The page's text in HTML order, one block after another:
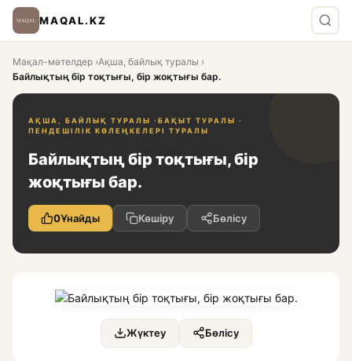
MAQAL.KZ
Мақал-мәтелдер ›Ақша, байлық туралы ›
Байлықтың бір тоқтығы, бір жоқтығы бар.
АҚША, БАЙЛЫҚ ТУРАЛЫ · БАҚЫТ ТУРАЛЫ ·
ПЕНДЕШІЛІК КӨЛЕҢКЕЛЕРІ ТУРАЛЫ
Байлықтың бір тоқтығы, бір
жоқтығы бар.
0Ұнайды Көшіру Бөлісу
Жүктеу Бөлісу